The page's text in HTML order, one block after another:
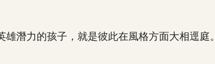
力的孩子，就是彼此在風格方面大相逕庭。